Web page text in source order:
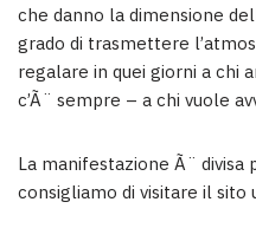
che danno la dimensione
grado di trasmettere
regalare in quei giorni a chi
c’Ã¨ sempre – a chi vuole
La manifestazione Ã¨
consigliamo di visitare il sito